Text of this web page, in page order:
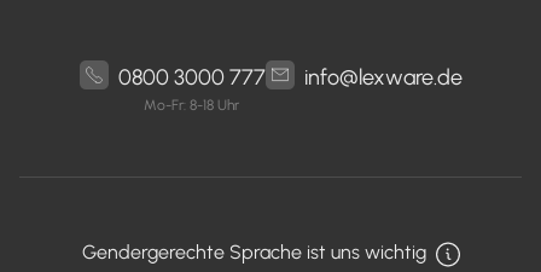
0800 3000 777
Mo-Fr: 8-18 Uhr
info@lexware.de
Gendergerechte Sprache ist uns wichtig